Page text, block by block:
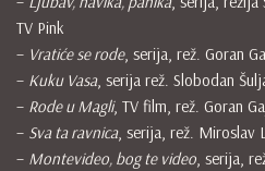
TV Pink
– Vratiće se rode, serija, rež. Goran
– Kuku Vasa, serija rež. Slobodan
– Rode u Magli, TV film, rež. Goran
– Sva ta ravnica, serija, rež. Miroslav
– Montevideo, bog te video, serija,